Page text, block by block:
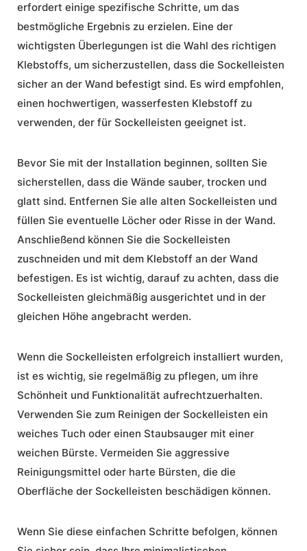
erfordert einige spezifische Schritte, um das
bestmögliche Ergebnis zu erzielen. Eine der
wichtigsten Überlegungen ist die Wahl des richtigen
Klebstoffs, um sicherzustellen, dass die Sockelleisten
sicher an der Wand befestigt sind. Es wird empfohlen,
einen hochwertigen, wasserfesten Klebstoff zu
verwenden, der für Sockelleisten geeignet ist.
Bevor Sie mit der Installation beginnen, sollten Sie
sicherstellen, dass die Wände sauber, trocken und
glatt sind. Entfernen Sie alle alten Sockelleisten und
füllen Sie eventuelle Löcher oder Risse in der Wand.
Anschließend können Sie die Sockelleisten
zuschneiden und mit dem Klebstoff an der Wand
befestigen. Es ist wichtig, darauf zu achten, dass die
Sockelleisten gleichmäßig ausgerichtet und in der
gleichen Höhe angebracht werden.
Wenn die Sockelleisten erfolgreich installiert wurden,
ist es wichtig, sie regelmäßig zu pflegen, um ihre
Schönheit und Funktionalität aufrechtzuerhalten.
Verwenden Sie zum Reinigen der Sockelleisten ein
weiches Tuch oder einen Staubsauger mit einer
weichen Bürste. Vermeiden Sie aggressive
Reinigungsmittel oder harte Bürsten, die die
Oberfläche der Sockelleisten beschädigen können.
Wenn Sie diese einfachen Schritte befolgen, können